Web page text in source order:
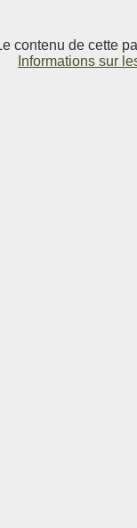
contenu de cette
Informations sur